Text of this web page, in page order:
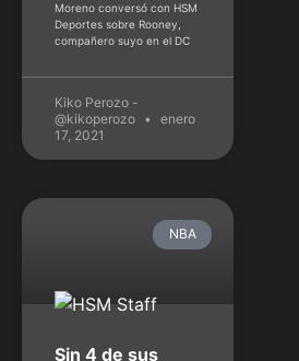
Moreno conversó con HSM
Deportes sobre Rooney,
compañero suyo en el DC
Kiko Perozo -
@kikoperozo
enero
17, 2021
NBA
Sin 4 de sus